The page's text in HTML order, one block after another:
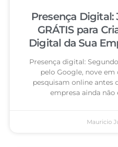
Presença Digital:
GRÁTIS para
Digital da Sua
Presença digital:
pelo Google, nove em
pesquisam online antes
empresa ainda não
Mauricio